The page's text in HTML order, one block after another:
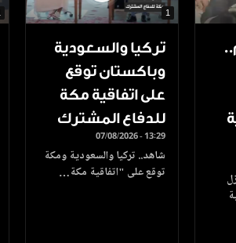
1
تركيا والسعودية
وباكستان توقع
على اتفاقية مكة
للدفاع المشترك
07/08/2026 - 13:29
شاهد.. تركيا والسعودية ومكة
توقع على "اتفاقية مكة…